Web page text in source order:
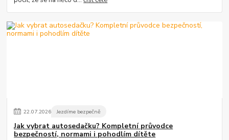
22.07.2026 Jezdíme bezpečně
Jak vybrat autosedačku? Kompletní průvodce
bezpečností, normami i pohodlím dítěte